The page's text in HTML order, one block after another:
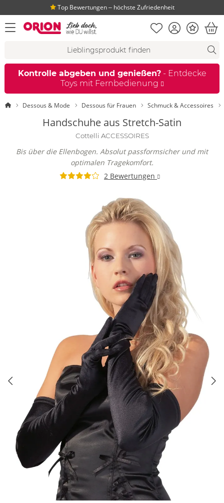
Top Bewertungen ‒ höchste Zufriedenheit
Menü öffnen Merkliste
KontoBonus
Kontrolle abgeben und genießen?- Entdecke
Toys mit Fernbedienung
StartseiteDessous & Mode Dessous für Frauen Schmuck & Accessoires
Handschuhe aus Stretch-Satin
Cottelli ACCESSOIRES
Bis über die Ellenbogen. Absolut passformsicher und mit
optimalen Tragekomfort.
2 Bewertungen